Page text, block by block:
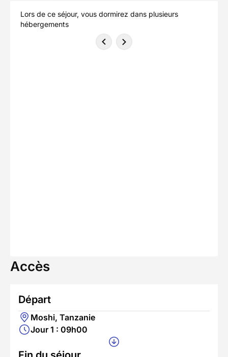
Lors de ce séjour, vous dormirez dans plusieurs
hébergements
Accès
Départ
Moshi, Tanzanie
Jour 1 : 09h00